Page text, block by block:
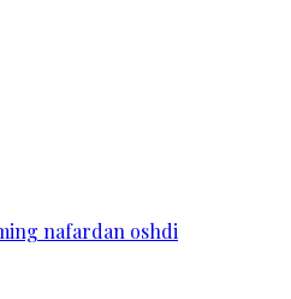
nafardan oshdi